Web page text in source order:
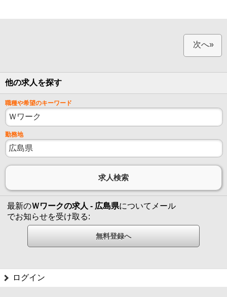
次へ»
他の求人を探す
職種や希望のキーワード
勤務地
最新のＷワークの求人 - 広島県についてメール
でお知らせを受け取る:
ログイン